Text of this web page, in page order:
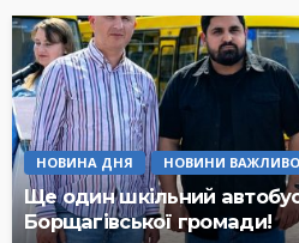
НОВИНА ДНЯ НОВИНИ
Ще один шкільний
Борщагівської громади!